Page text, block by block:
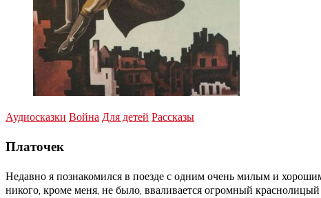
Аудиосказки Война Для детей Рассказы
Платочек
Недавно я познакомился в поезде с одним очень милым и
никого, кроме меня, не было, вваливается огромный